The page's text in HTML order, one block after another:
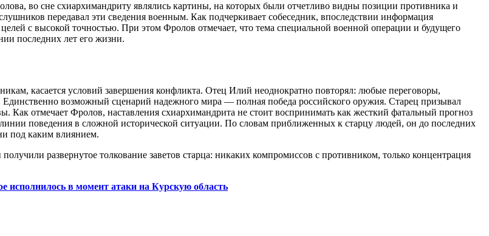
во сне схиархимандриту являлись картины, на которых были отчетливо видны позиции противника и
передавал эти сведения военным. Как подчеркивает собеседник, впоследствии информация
с высокой точностью. При этом Фролов отмечает, что тема специальной военной операции и будущего
последних лет его жизни.
касается условий завершения конфликта. Отец Илий неоднократно повторял: любые переговоры,
возможный сценарий надежного мира — полная победа российского оружия. Старец призывал
отмечает Фролов, наставления схиархимандрита не стоит воспринимать как жесткий фатальный прогноз
поведения в сложной исторической ситуации. По словам приближенных к старцу людей, он до последних
под каким влиянием.
развернутое толкование заветов старца: никаких компромиссов с противником, только концентрация
исполнилось в момент атаки на Курскую область